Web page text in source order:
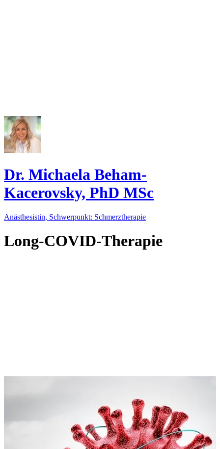
Dr. Michaela Beham-
Kacerovsky, PhD MSc
Anästhesistin, Schwerpunkt: Schmerztherapie
Long-COVID-Therapie